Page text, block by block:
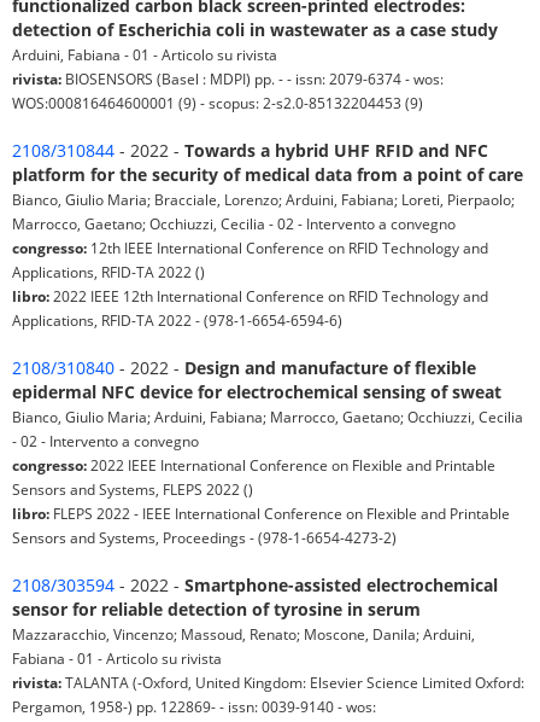
functionalized carbon black screen-printed electrodes:
detection of Escherichia coli in wastewater as a case study
Arduini, Fabiana - 01 - Articolo su rivista
rivista: BIOSENSORS (Basel : MDPI) pp. - - issn: 2079-6374 - wos:
WOS:000816464600001 (9) - scopus: 2-s2.0-85132204453 (9)
2108/310844 - 2022 - Towards a hybrid UHF RFID and NFC
platform for the security of medical data from a point of care
Bianco, Giulio Maria; Bracciale, Lorenzo; Arduini, Fabiana; Loreti, Pierpaolo;
Marrocco, Gaetano; Occhiuzzi, Cecilia - 02 - Intervento a convegno
congresso: 12th IEEE International Conference on RFID Technology and
Applications, RFID-TA 2022 ()
libro:2022 IEEE 12th International Conference on RFID Technology and
Applications, RFID-TA 2022 - (978-1-6654-6594-6)
2108/310840 - 2022 - Design and manufacture of flexible
epidermal NFC device for electrochemical sensing of sweat
Bianco, Giulio Maria; Arduini, Fabiana; Marrocco, Gaetano; Occhiuzzi, Cecilia
- 02 - Intervento a convegno
congresso:2022 IEEE International Conference on Flexible and Printable
Sensors and Systems, FLEPS 2022 ()
libro: FLEPS 2022 - IEEE International Conference on Flexible and Printable
Sensors and Systems, Proceedings - (978-1-6654-4273-2)
2108/303594 - 2022 - Smartphone-assisted electrochemical
sensor for reliable detection of tyrosine in serum
Mazzaracchio, Vincenzo; Massoud, Renato; Moscone, Danila; Arduini,
Fabiana - 01 - Articolo su rivista
rivista:TALANTA (-Oxford, United Kingdom: Elsevier Science Limited Oxford:
Pergamon, 1958-) pp. 122869- - issn: 0039-9140 - wos: